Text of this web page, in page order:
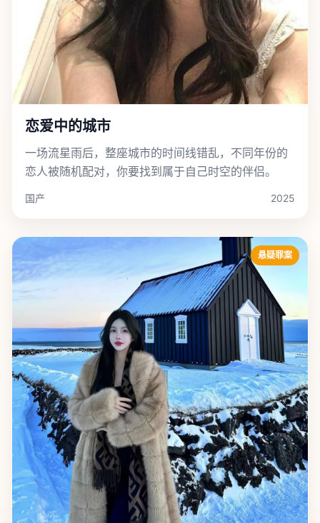
恋爱中的城市
一场流星雨后，整座城市的时间线错乱，不同年份的
恋人被随机配对，你要找到属于自己时空的伴侣。
国产 2025
悬疑罪案